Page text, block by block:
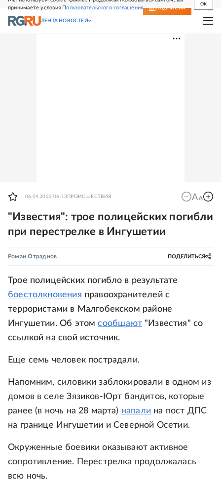
принимаете условия Пользовательского соглашения
OK
СВЕЖИЙ НОМЕР ПОДПИСКА
ЛЕНТА НОВОСТЕЙ
06.04.2023 06:13 ПРОИСШЕСТВИЯ
"Известия": трое полицейских погибли
при перестрелке в Ингушетии
Роман Отраднов ПОДЕЛИТЬСЯ
Трое полицейских погибло в результате
боестолкновения правоохранителей с
террористами в Малгобекском районе
Ингушетии. Об этомсообщают"Известия" со
ссылкой на свой источник.
Еще семь человек пострадали.
Напомним, силовики заблокировали в одном из
домов в селе Зязиков-Юрт бандитов, которые
ранее (в ночь на 28 марта) напали на пост ДПС
на границе Ингушетии и Северной Осетии.
Окруженные боевики оказывают активное
сопротивление. Перестрелка продолжалась
всю ночь.